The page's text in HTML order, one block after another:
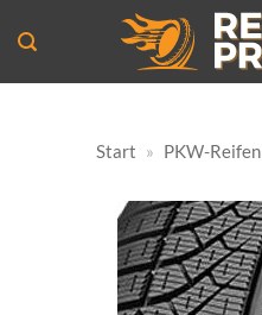
Inhalt
springen
Start » PKW-Reifen